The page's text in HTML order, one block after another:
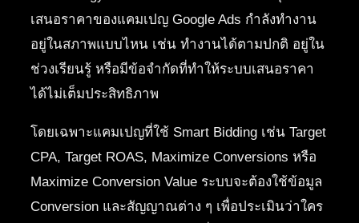
เสนอราคาของแคมเปญ Google Ads กำลังทำงาน
อยู่ในสภาพแบบไหน เช่น ทำงานได้ตามปกติ อยู่ใน
ช่วงเรียนรู้ หรือมีข้อจำกัดที่ทำให้ระบบเสนอราคา
ได้ไม่เต็มประสิทธิภาพ
โดยเฉพาะแคมเปญที่ใช้ Smart Bidding เช่น Target
CPA, Target ROAS, Maximize Conversions หรือ
Maximize Conversion Value ระบบจะต้องใช้ข้อมูล
Conversion และสัญญาณต่าง ๆ เพื่อประเมินว่าใคร